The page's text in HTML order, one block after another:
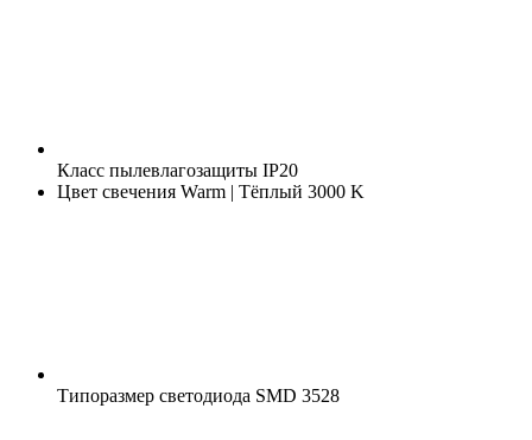
Класс пылевлагозащиты IP20
Цвет свечения Warm | Тёплый 3000 K
Типоразмер светодиода SMD 3528